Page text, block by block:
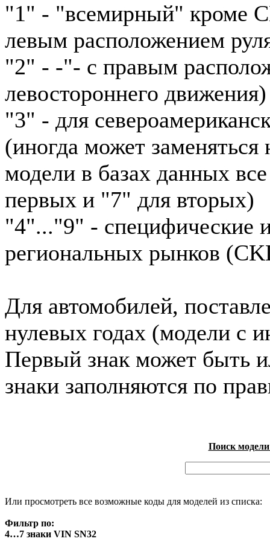
"1" - "всемирный" кроме
левым расположением
"2" - -"- с правым
левостороннего движения)
"3" - для
(иногда может
модели в базах данных
первых и "7" для вторых)
"4"..."9" - специфические
региональных рынков
Для автомобилей,
нулевых годах (модели с
Первый знак может быть
знаки заполняются по
Поиск
Или просмотреть все возможные коды для моделей из списка:
Фильтр по:
4…7 знаки VIN SN32